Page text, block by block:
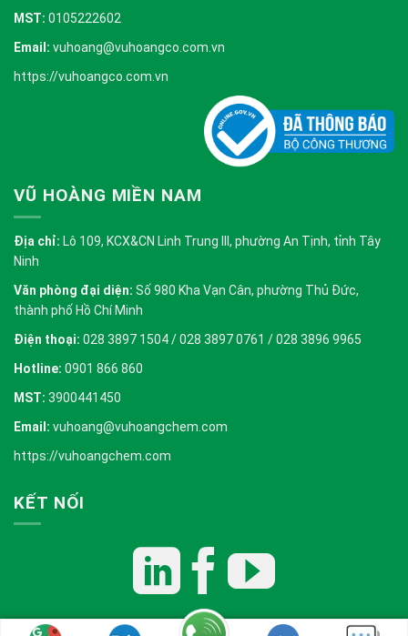
MST: 0105222602
Email: vuhoang@vuhoangco.com.vn
https://vuhoangco.com.vn
VŨ HOÀNG MIỀN NAM
Địa chỉ: Lô 109, KCX&CN Linh Trung III, phường An Tịnh, tỉnh Tây
Ninh
Văn phòng đại diện: Số 980 Kha Vạn Cân, phường Thủ Đức,
thành phố Hồ Chí Minh
Điện thoại: 028 3897 1504 / 028 3897 0761 / 028 3896 9965
Hotline: 0901 866 860
MST: 3900441450
Email: vuhoang@vuhoangchem.com
https://vuhoangchem.com
KẾT NỐI